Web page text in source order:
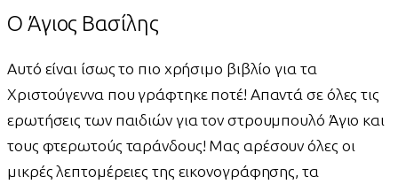
Ο Άγιος Βασίλης
Αυτό είναι ίσως το πιο χρήσιμο βιβλίο για τα
Χριστούγεννα που γράφτηκε ποτέ! Απαντά σε όλες τις
ερωτήσεις των παιδιών για τον στρουμπουλό Άγιο και
τους φτερωτούς ταράνδους! Μας αρέσουν όλες οι
μικρές λεπτομέρειες της εικονογράφησης, τα